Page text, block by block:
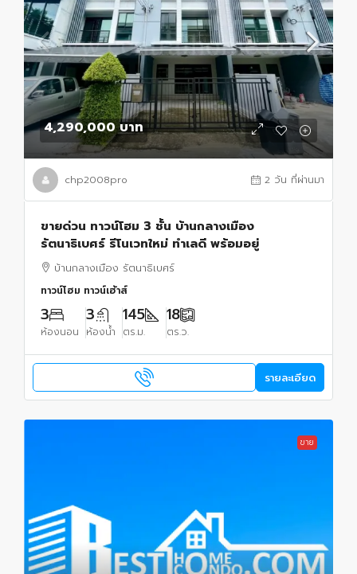
4,290,000 บาท
chp2008pro 2 วัน ที่ผ่านมา
ขายด่วน ทาวน์โฮม 3 ชั้น บ้านกลางเมือง
รัตนาธิเบศร์ รีโนเวทใหม่ ทำเลดี พร้อมอยู่
บ้านกลางเมือง รัตนาธิเบศร์
ทาวน์โฮม ทาวน์เฮ้าส์
3
ห้องนอน
3
ห้องน้ำ
145
ตร.ม.
18
ตร.ว.
รายละเอียด
ขาย